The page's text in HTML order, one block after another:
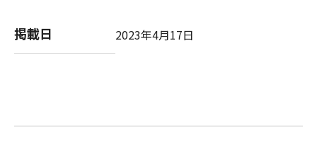
掲載日 2023年4月17日